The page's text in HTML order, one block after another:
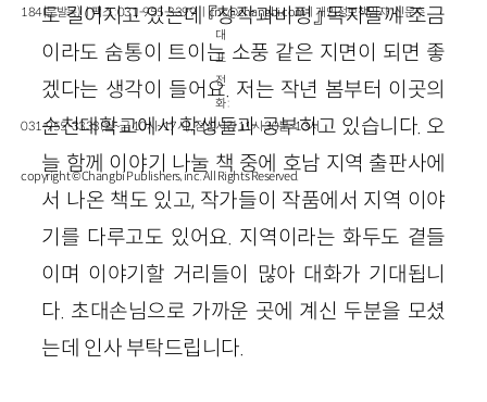
도 길어지고 있는데 『창작과비평』 독자들께 조금
이라도 숨통이 트이는 소풍 같은 지면이 되면 좋
겠다는 생각이 들어요. 저는 작년 봄부터 이곳의
순천대학교에서 학생들과 공부하고 있습니다. 오
늘 함께 이야기 나눌 책 중에 호남 지역 출판사에
서 나온 책도 있고, 작가들이 작품에서 지역 이야
기를 다루고도 있어요. 지역이라는 화두도 곁들
이며 이야기할 거리들이 많아 대화가 기대됩니
다. 초대손님으로 가까운 곳에 계신 두분을 모셨
는데 인사 부탁드립니다.
184(문발동)ㅣ팩스 : 031-955-3399 ㅣ cnc@changbi.comㅣ개인정보책임자 : 신문수
대
표
전
화 :
031-955-3333(월~금 10시~17시), 점심시간 11시 30분~13시
copyright © Changbi Publishers, inc. All Rights Reserved.